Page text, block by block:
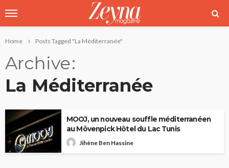
Home Posts Tagged "La Méditerranée"
Archive
La Méditerranée
MOOJ, un nouveau souffle méditerranéen
au Mövenpick Hôtel du Lac Tunis
Jihène Ben Hassine